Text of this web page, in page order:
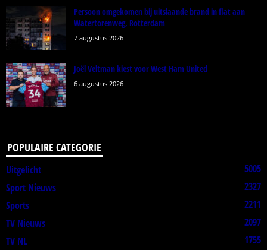
Persoon omgekomen bij uitslaande brand in flat aan
Watertorenweg, Rotterdam
7 augustus 2026
Joël Veltman kiest voor West Ham United
6 augustus 2026
POPULAIRE CATEGORIE
Uitgelicht
5005
Sport Nieuws
2327
Sports
2211
TV Nieuws
2097
TV NL
1755